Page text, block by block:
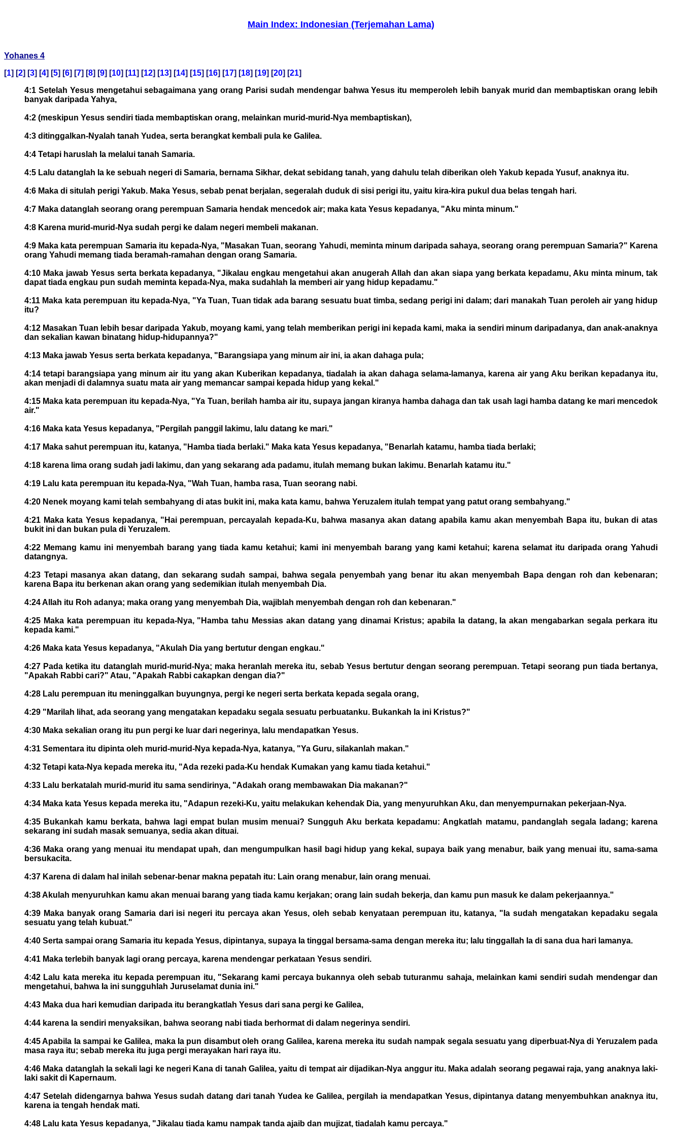
Main Index: Indonesian (Terjemahan Lama)
Yohanes 4
[1] [2] [3] [4] [5] [6] [7] [8] [9] [10] [11] [12] [13] [14] [15] [16] [17] [18] [19] [20] [21]
4:1 Setelah Yesus mengetahui sebagaimana yang orang Parisi sudah mendengar bahwa Yesus itu memperoleh lebih banyak murid dan membaptiskan orang lebih
banyak daripada Yahya,
4:2 (meskipun Yesus sendiri tiada membaptiskan orang, melainkan murid-murid-Nya membaptiskan),
4:3 ditinggalkan-Nyalah tanah Yudea, serta berangkat kembali pula ke Galilea.
4:4 Tetapi haruslah Ia melalui tanah Samaria.
4:5 Lalu datanglah Ia ke sebuah negeri di Samaria, bernama Sikhar, dekat sebidang tanah, yang dahulu telah diberikan oleh Yakub kepada Yusuf, anaknya itu.
4:6 Maka di situlah perigi Yakub. Maka Yesus, sebab penat berjalan, segeralah duduk di sisi perigi itu, yaitu kira-kira pukul dua belas tengah hari.
4:7 Maka datanglah seorang orang perempuan Samaria hendak mencedok air; maka kata Yesus kepadanya, "Aku minta minum."
4:8 Karena murid-murid-Nya sudah pergi ke dalam negeri membeli makanan.
4:9 Maka kata perempuan Samaria itu kepada-Nya, "Masakan Tuan, seorang Yahudi, meminta minum daripada sahaya, seorang orang perempuan Samaria?" Karena
orang Yahudi memang tiada beramah-ramahan dengan orang Samaria.
4:10 Maka jawab Yesus serta berkata kepadanya, "Jikalau engkau mengetahui akan anugerah Allah dan akan siapa yang berkata kepadamu, Aku minta minum, tak
dapat tiada engkau pun sudah meminta kepada-Nya, maka sudahlah Ia memberi air yang hidup kepadamu."
4:11 Maka kata perempuan itu kepada-Nya, "Ya Tuan, Tuan tidak ada barang sesuatu buat timba, sedang perigi ini dalam; dari manakah Tuan peroleh air yang hidup
itu?
4:12 Masakan Tuan lebih besar daripada Yakub, moyang kami, yang telah memberikan perigi ini kepada kami, maka ia sendiri minum daripadanya, dan anak-anaknya
dan sekalian kawan binatang hidup-hidupannya?"
4:13 Maka jawab Yesus serta berkata kepadanya, "Barangsiapa yang minum air ini, ia akan dahaga pula;
4:14 tetapi barangsiapa yang minum air itu yang akan Kuberikan kepadanya, tiadalah ia akan dahaga selama-lamanya, karena air yang Aku berikan kepadanya itu,
akan menjadi di dalamnya suatu mata air yang memancar sampai kepada hidup yang kekal."
4:15 Maka kata perempuan itu kepada-Nya, "Ya Tuan, berilah hamba air itu, supaya jangan kiranya hamba dahaga dan tak usah lagi hamba datang ke mari mencedok
air."
4:16 Maka kata Yesus kepadanya, "Pergilah panggil lakimu, lalu datang ke mari."
4:17 Maka sahut perempuan itu, katanya, "Hamba tiada berlaki." Maka kata Yesus kepadanya, "Benarlah katamu, hamba tiada berlaki;
4:18 karena lima orang sudah jadi lakimu, dan yang sekarang ada padamu, itulah memang bukan lakimu. Benarlah katamu itu."
4:19 Lalu kata perempuan itu kepada-Nya, "Wah Tuan, hamba rasa, Tuan seorang nabi.
4:20 Nenek moyang kami telah sembahyang di atas bukit ini, maka kata kamu, bahwa Yeruzalem itulah tempat yang patut orang sembahyang."
4:21 Maka kata Yesus kepadanya, "Hai perempuan, percayalah kepada-Ku, bahwa masanya akan datang apabila kamu akan menyembah Bapa itu, bukan di atas
bukit ini dan bukan pula di Yeruzalem.
4:22 Memang kamu ini menyembah barang yang tiada kamu ketahui; kami ini menyembah barang yang kami ketahui; karena selamat itu daripada orang Yahudi
datangnya.
4:23 Tetapi masanya akan datang, dan sekarang sudah sampai, bahwa segala penyembah yang benar itu akan menyembah Bapa dengan roh dan kebenaran;
karena Bapa itu berkenan akan orang yang sedemikian itulah menyembah Dia.
4:24 Allah itu Roh adanya; maka orang yang menyembah Dia, wajiblah menyembah dengan roh dan kebenaran."
4:25 Maka kata perempuan itu kepada-Nya, "Hamba tahu Messias akan datang yang dinamai Kristus; apabila Ia datang, Ia akan mengabarkan segala perkara itu
kepada kami."
4:26 Maka kata Yesus kepadanya, "Akulah Dia yang bertutur dengan engkau."
4:27 Pada ketika itu datanglah murid-murid-Nya; maka heranlah mereka itu, sebab Yesus bertutur dengan seorang perempuan. Tetapi seorang pun tiada bertanya,
"Apakah Rabbi cari?" Atau, "Apakah Rabbi cakapkan dengan dia?"
4:28 Lalu perempuan itu meninggalkan buyungnya, pergi ke negeri serta berkata kepada segala orang,
4:29 "Marilah lihat, ada seorang yang mengatakan kepadaku segala sesuatu perbuatanku. Bukankah Ia ini Kristus?"
4:30 Maka sekalian orang itu pun pergi ke luar dari negerinya, lalu mendapatkan Yesus.
4:31 Sementara itu dipinta oleh murid-murid-Nya kepada-Nya, katanya, "Ya Guru, silakanlah makan."
4:32 Tetapi kata-Nya kepada mereka itu, "Ada rezeki pada-Ku hendak Kumakan yang kamu tiada ketahui."
4:33 Lalu berkatalah murid-murid itu sama sendirinya, "Adakah orang membawakan Dia makanan?"
4:34 Maka kata Yesus kepada mereka itu, "Adapun rezeki-Ku, yaitu melakukan kehendak Dia, yang menyuruhkan Aku, dan menyempurnakan pekerjaan-Nya.
4:35 Bukankah kamu berkata, bahwa lagi empat bulan musim menuai? Sungguh Aku berkata kepadamu: Angkatlah matamu, pandanglah segala ladang; karena
sekarang ini sudah masak semuanya, sedia akan dituai.
4:36 Maka orang yang menuai itu mendapat upah, dan mengumpulkan hasil bagi hidup yang kekal, supaya baik yang menabur, baik yang menuai itu, sama-sama
bersukacita.
4:37 Karena di dalam hal inilah sebenar-benar makna pepatah itu: Lain orang menabur, lain orang menuai.
4:38 Akulah menyuruhkan kamu akan menuai barang yang tiada kamu kerjakan; orang lain sudah bekerja, dan kamu pun masuk ke dalam pekerjaannya."
4:39 Maka banyak orang Samaria dari isi negeri itu percaya akan Yesus, oleh sebab kenyataan perempuan itu, katanya, "Ia sudah mengatakan kepadaku segala
sesuatu yang telah kubuat."
4:40 Serta sampai orang Samaria itu kepada Yesus, dipintanya, supaya Ia tinggal bersama-sama dengan mereka itu; lalu tinggallah Ia di sana dua hari lamanya.
4:41 Maka terlebih banyak lagi orang percaya, karena mendengar perkataan Yesus sendiri.
4:42 Lalu kata mereka itu kepada perempuan itu, "Sekarang kami percaya bukannya oleh sebab tuturanmu sahaja, melainkan kami sendiri sudah mendengar dan
mengetahui, bahwa Ia ini sungguhlah Juruselamat dunia ini."
4:43 Maka dua hari kemudian daripada itu berangkatlah Yesus dari sana pergi ke Galilea,
4:44 karena Ia sendiri menyaksikan, bahwa seorang nabi tiada berhormat di dalam negerinya sendiri.
4:45 Apabila Ia sampai ke Galilea, maka Ia pun disambut oleh orang Galilea, karena mereka itu sudah nampak segala sesuatu yang diperbuat-Nya di Yeruzalem pada
masa raya itu; sebab mereka itu juga pergi merayakan hari raya itu.
4:46 Maka datanglah Ia sekali lagi ke negeri Kana di tanah Galilea, yaitu di tempat air dijadikan-Nya anggur itu. Maka adalah seorang pegawai raja, yang anaknya laki-
laki sakit di Kapernaum.
4:47 Setelah didengarnya bahwa Yesus sudah datang dari tanah Yudea ke Galilea, pergilah ia mendapatkan Yesus, dipintanya datang menyembuhkan anaknya itu,
karena ia tengah hendak mati.
4:48 Lalu kata Yesus kepadanya, "Jikalau tiada kamu nampak tanda ajaib dan mujizat, tiadalah kamu percaya."